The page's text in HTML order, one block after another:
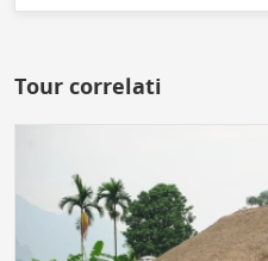
Tour correlati